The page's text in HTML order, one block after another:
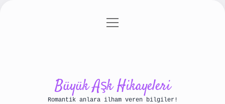
Gizlilik Politikası
menüyü
Büyük Aşk Hikayeleri
Romantik anlara ilham veren bilgiler!